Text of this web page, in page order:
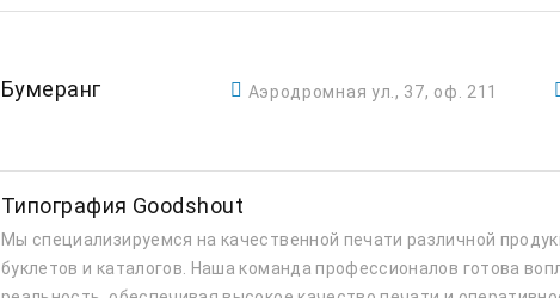
Бумеранг Аэродромная ул., 37, оф. 211
Типография Goodshout
Мы специализируемся на качественной печати различной
буклетов и каталогов. Наша команда профессионалов готова